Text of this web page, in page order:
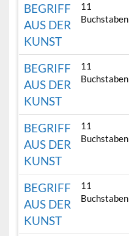
BEGRIFF
AUS DER
KUNST
11
Buchstaben
BEGRIFF
AUS DER
KUNST
11
Buchstaben
BEGRIFF
AUS DER
KUNST
11
Buchstaben
BEGRIFF
AUS DER
KUNST
11
Buchstaben